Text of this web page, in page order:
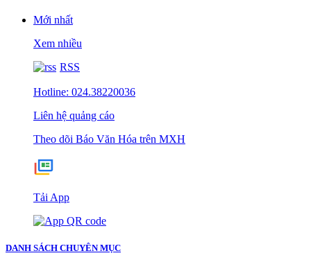
Mới nhất
Xem nhiều
RSS
Hotline: 024.38220036
Liên hệ quảng cáo
Theo dõi Báo Văn Hóa trên MXH
Tải App
DANH SÁCH CHUYÊN MỤC